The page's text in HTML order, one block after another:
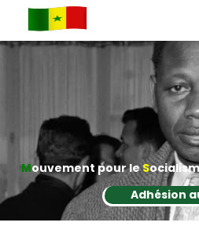
Mouvement pour leS
Adhésion